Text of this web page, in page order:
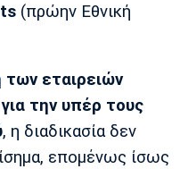
Μπάγερν
(πρώην Εθνική
των εταιρειών
την υπέρ τους
, η διαδικασία δεν
επομένως ίσως